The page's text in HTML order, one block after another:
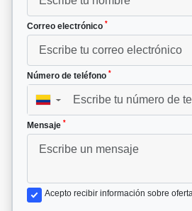
Correo electrónico *
Número de teléfono *
▼
Mensaje *
Acepto recibir información sobre